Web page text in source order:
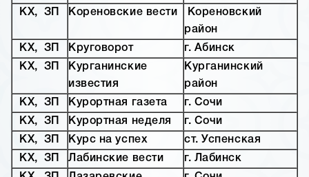
КХ, ЗП
Кореновские вести
Кореновский
район
КХ, ЗП
Круговорот
г. Абинск
КХ, ЗП
Курганинские
известия
Курганинский
район
КХ, ЗП
Курортная газета
г. Сочи
КХ, ЗП
Курортная неделя
г. Сочи
КХ, ЗП
Курс на успех
ст. Успенская
КХ, ЗП
Лабинские вести
г. Лабинск